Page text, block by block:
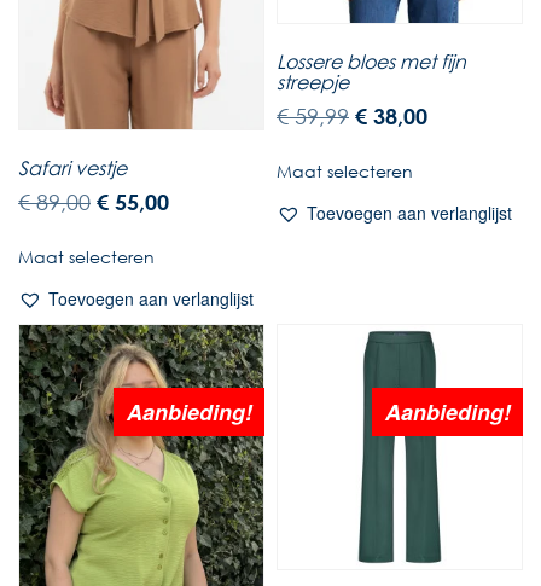
Safari vestje
€89,00 € 55,00
Maat selecteren
Toevoegen aan verlanglijst
Lossere bloes met fijn
streepje
€59,99 € 38,00
Maat selecteren
Toevoegen aan verlanglijst
Aanbieding! Aanbieding!